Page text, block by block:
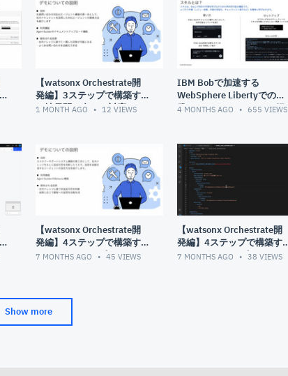
【watsonx Orchestrate開
発編】3ステップで構築す
る社員問い合わせ対応AIエ
ジェントの作成
1 MONTH AGO 12 VIEWS
IBM Bobで加速する
WebSphere Libertyでの開
発 - スキルアセットのご紹
4 MONTHS AGO 655 VIEWS
【watsonx Orchestrate開
発編】4ステップで構築す
るカスタマーサポートシス
7 MONTHS AGO 45 VIEWS
【watsonx Orchestrate開
発編】4ステップで構築す
るカスタマーサポートシス
7 MONTHS AGO 38 VIEWS
Show more